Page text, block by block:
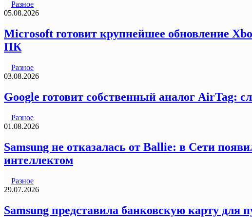
Разное
05.08.2026
Microsoft готовит крупнейшее обновление
ПК
Разное
03.08.2026
Google готовит собственный аналог AirTag:
Разное
01.08.2026
Samsung не отказалась от Ballie: в Сети
интеллектом
Разное
29.07.2026
Samsung представила банковскую карту